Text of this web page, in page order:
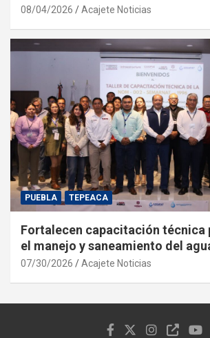
08/04/2026 Acajete Noticias
PUEBLA TEPEACA
Fortalecen capacitación técnica
el manejo y saneamiento del
07/30/2026 Acajete Noticias